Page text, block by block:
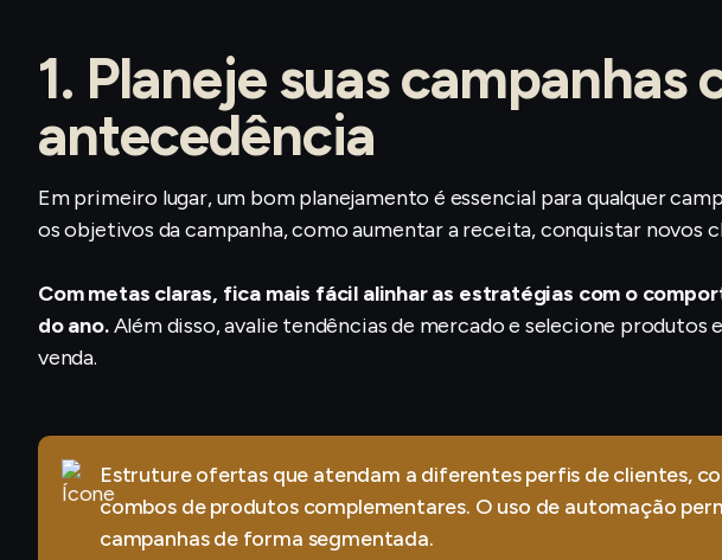
1. Planeje suas campanhas
antecedência
Em primeiro lugar, um bom planejamento é essencial para qualquer
os objetivos da campanha, como aumentar a receita, conquistar novos
Com metas claras, fica mais fácil alinhar as estratégias com o
do ano.Além disso, avalie tendências de mercado e selecione
venda.
Estruture ofertas que atendam a diferentes perfis de clientes,
combos de produtos complementares. O uso de automação
campanhas de forma segmentada.